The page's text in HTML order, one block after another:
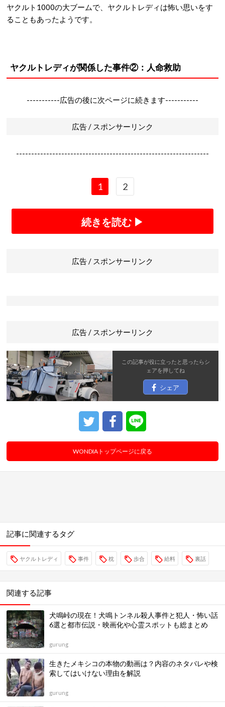
ヤクルト1000の大ブームで、ヤクルトレディは怖い思いをす
ることもあったようです。
ヤクルトレディが関係した事件②：人命救助
-----------広告の後に次ページに続きます-----------
広告 / スポンサーリンク
----------------------------------------------------------------
1 2
続きを読む ▶
広告 / スポンサーリンク
広告 / スポンサーリンク
この記事が役に立ったと思ったらシ
ェアを押してね
シェア
WONDIAトップページに戻る
記事に関連するタグ
ヤクルトレディ 事件 枕 歩合 給料 裏話
関連する記事
犬鳴峠の現在！犬鳴トンネル殺人事件と犯人・怖い話
6選と都市伝説・映画化や心霊スポットも総まとめ
gurung
生きたメキシコの本物の動画は？内容のネタバレや検
索してはいけない理由を解説
gurung